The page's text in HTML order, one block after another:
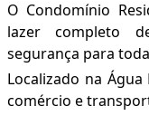
O Condomínio
lazer completo
segurança para
Localizado na
comércio e